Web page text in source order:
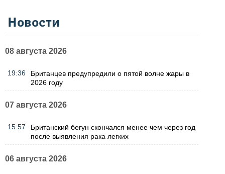
Новости
08 августа 2026
19:36
Британцев предупредили о пятой волне жары в
2026 году
07 августа 2026
15:57
Британский бегун скончался менее чем через год
после выявления рака легких
06 августа 2026